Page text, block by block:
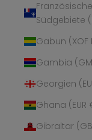
Französische
Südgebiete
Gabun (XOF
Gambia
Georgien
Ghana (EUR
Gibraltar